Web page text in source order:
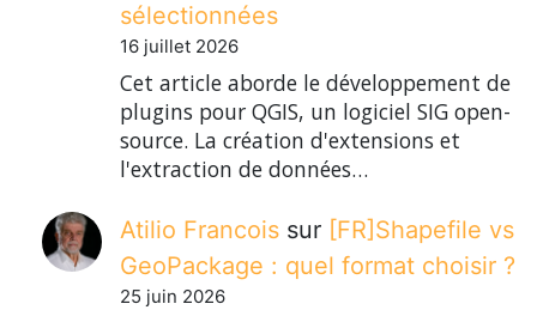
sélectionnées
16 juillet 2026
Cet article aborde le développement de
plugins pour QGIS, un logiciel SIG open-
source. La création d'extensions et
l'extraction de données…
Atilio Francois sur [FR]Shapefile vs
GeoPackage : quel format choisir ?
25 juin 2026